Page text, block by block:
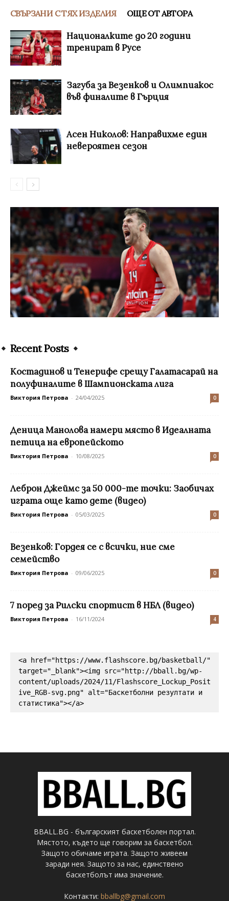
СВЪРЗАНИ С ТЯХ ИЗДЕЛИЯ ОЩЕ ОТ АВТОРА
Националките до 20 години
тренират в Русе
Загуба за Везенков и Олимпиакос
във финалите в Гърция
Асен Николов: Направихме един
невероятен сезон
Recent Posts
Костадинов и Тенерифе срещу Галатасарай на
полуфиналите в Шампионската лига
Виктория Петрова - 24/04/2025 0
Деница Манолова намери място в Идеалната
петица на европейското
Виктория Петрова - 10/08/2025 0
Леброн Джеймс за 50 000-те точки: Заобичах
играта още като дете (видео)
Виктория Петрова - 05/03/2025 0
Везенков: Гордея се с всички, ние сме
семейство
Виктория Петрова - 09/06/2025 0
7 поред за Рилски спортист в НБЛ (видео)
Виктория Петрова - 16/11/2024 4
<a href="https://www.flashscore.bg/basketball/"
target="_blank"><img src="http://bball.bg/wp-
content/uploads/2024/11/Flashscore_Lockup_Posit
ive_RGB-svg.png" alt="Баскетболни резултати и
статистика"></a>
BBALL.BG - българският баскетболен портал.
Мястото, където ще говорим за баскетбол.
Защото обичаме играта. Защото живеем
заради нея. Защото за нас, единствено
баскетболът има значение.
Контакти: bballbg@gmail.com